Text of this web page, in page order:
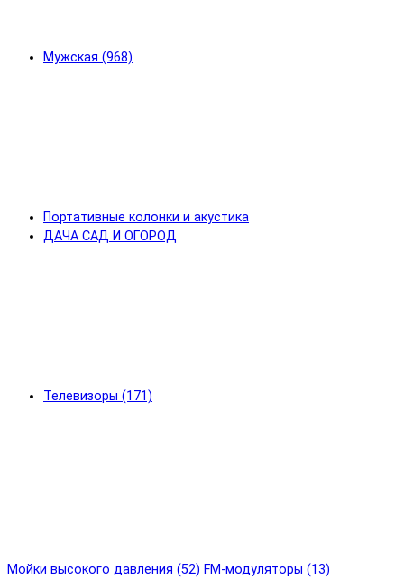
Мужская (968)
Портативные колонки и акустика
ДАЧА САД И ОГОРОД
Телевизоры (171)
Мойки высокого давления (52) FM-модуляторы (13)